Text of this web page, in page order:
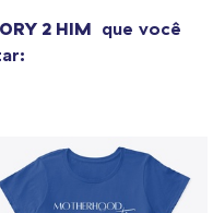
2 HIM que você